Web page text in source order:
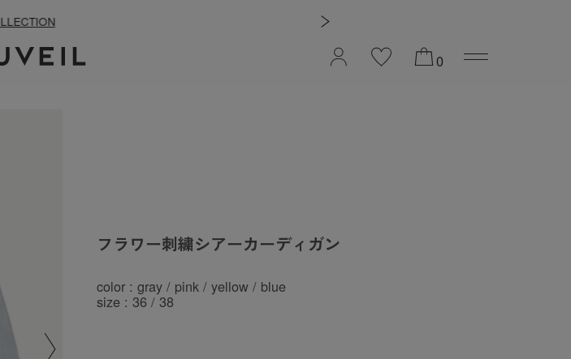
2026 PREFALL COLLECTION
0
フラワー刺繍シアーカーディガン
color : gray / pink / yellow / blue
size : 36 / 38